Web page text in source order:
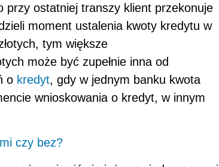
ostatniej transzy klient przekonuje
moment ustalenia kwoty kredytu w
tym większe
może być zupełnie inna od
o kredyt, gdy w jednym banku kwota
wnioskowania o kredyt, w innym
czy bez?